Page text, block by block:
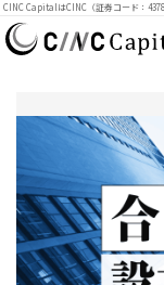
CINC CapitalはCINC（証券コード：